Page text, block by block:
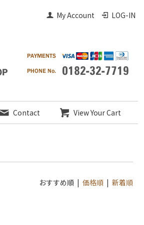
My Account LOG-IN
Contact View Your Cart
おすすめ順 | 価格順 | 新着順